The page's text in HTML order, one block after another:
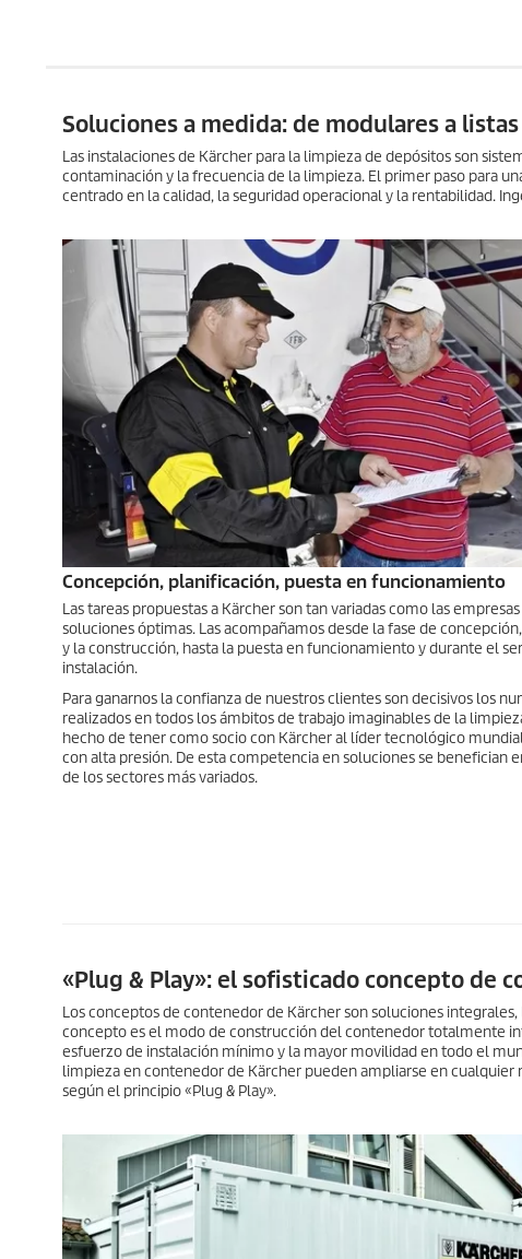
Soluciones a medida: de modulares a
Las instalaciones de Kärcher para la limpieza de depósitos son
contaminación y la frecuencia de la limpieza. El primer paso para
centrado en la calidad, la seguridad operacional y la rentabilidad.
Concepción, planificación, puesta en funcionamiento
Las tareas propuestas a Kärcher son tan variadas como las
soluciones óptimas. Las acompañamos desde la fase de
y la construcción, hasta la puesta en funcionamiento y durante el
instalación.
Para ganarnos la confianza de nuestros clientes son decisivos los
realizados en todos los ámbitos de trabajo imaginables de la
hecho de tener como socio con Kärcher al líder tecnológico
con alta presión. De esta competencia en soluciones se benefician
de los sectores más variados.
«Plug & Play»: el sofisticado concepto de
Los conceptos de contenedor de Kärcher son soluciones
concepto es el modo de construcción del contenedor totalmente
esfuerzo de instalación mínimo y la mayor movilidad en todo el
limpieza en contenedor de Kärcher pueden ampliarse en
según el principio «Plug & Play».